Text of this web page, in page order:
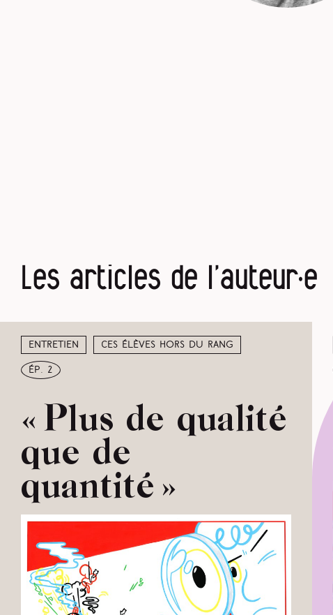
Les articles de l’auteur·e
Entretien Ces élèves hors du rang
ép. 2
« Plus de qualité
que de
quantité »